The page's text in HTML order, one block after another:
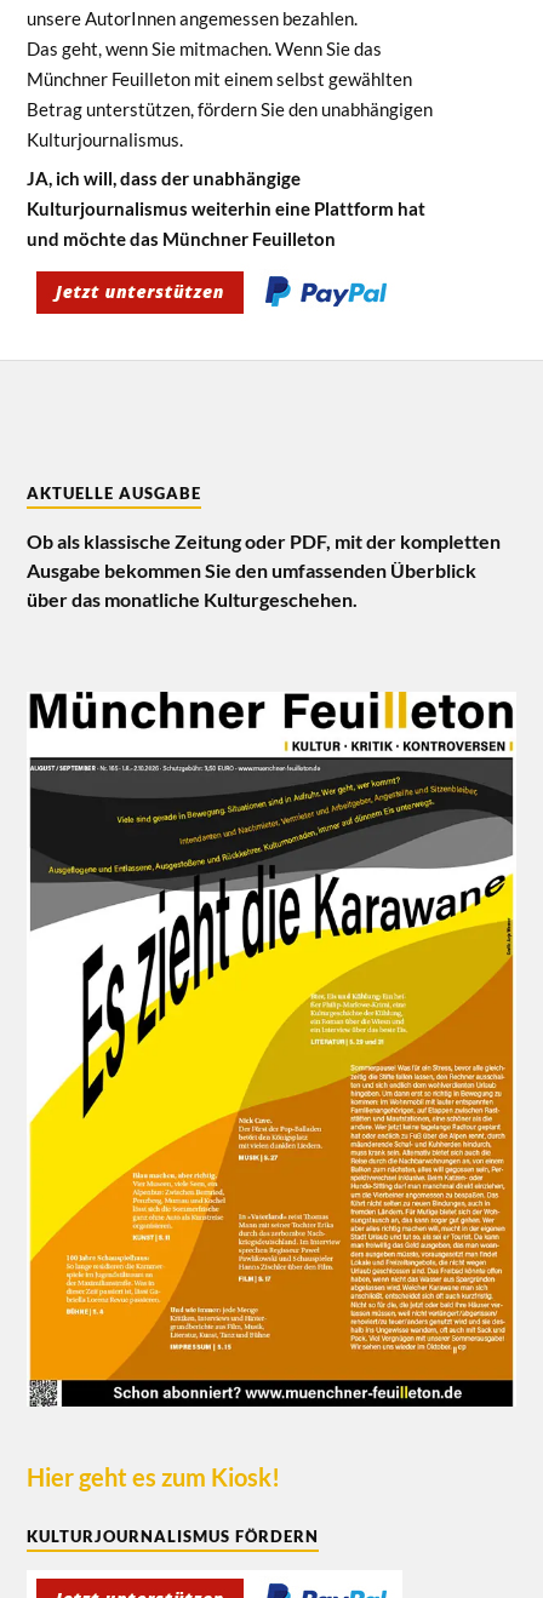
unsere AutorInnen angemessen bezahlen.
Das geht, wenn Sie mitmachen. Wenn Sie das
Münchner Feuilleton mit einem selbst gewählten
Betrag unterstützen, fördern Sie den unabhängigen
Kulturjournalismus.
JA, ich will, dass der unabhängige
Kulturjournalismus weiterhin eine Plattform hat
und möchte das Münchner Feuilleton
AKTUELLE AUSGABE
Ob als klassische Zeitung oder PDF, mit der kompletten
Ausgabe bekommen Sie den umfassenden Überblick
über das monatliche Kulturgeschehen.
Hier geht es zum Kiosk!
KULTURJOURNALISMUS FÖRDERN